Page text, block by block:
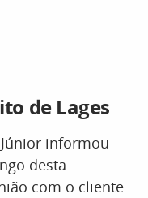
de Lages
informou
desta
com o cliente